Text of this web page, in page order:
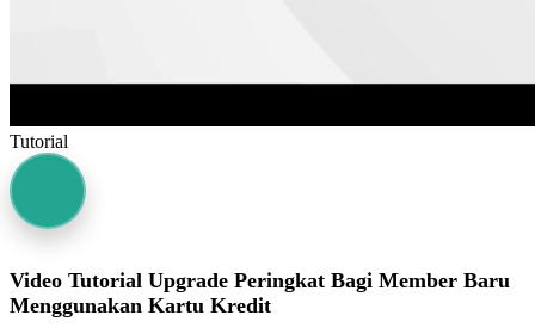
Tutorial
Video Tutorial Upgrade Peringkat Bagi Member Baru
Menggunakan Kartu Kredit